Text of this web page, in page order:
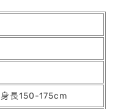
長150-175cm